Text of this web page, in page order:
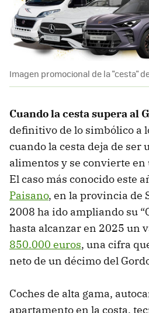
Imagen promocional de la "cesta"
Cuando la cesta supera al
definitivo de lo simbólico a
cuando la cesta deja de ser
alimentos y se convierte
El caso más conocido este
Paisano, en la provincia de
2008 ha ido ampliando su
hasta alcanzar en 2025 un
850.000 euros, una cifra
neto de un décimo del
Coches de alta gama,
apartamento en la costa,